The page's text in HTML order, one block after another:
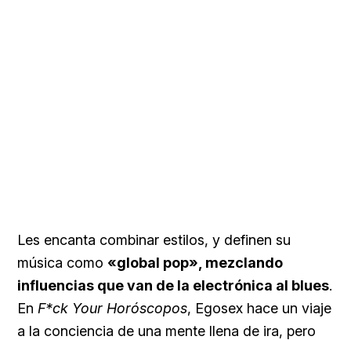
Les encanta combinar estilos, y definen su
música como «global pop», mezclando
influencias que van de la electrónica al blues.
En F*ck Your Horóscopos, Egosex hace un viaje
a la conciencia de una mente llena de ira, pero